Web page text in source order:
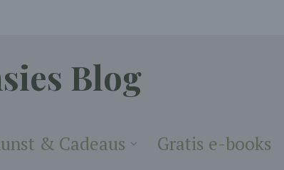
Blog
& Cadeaus Gratis e-books